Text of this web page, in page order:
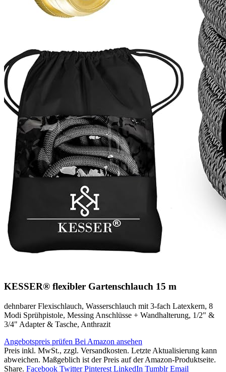
KESSER® flexibler Gartenschlauch 15 m
dehnbarer Flexischlauch, Wasserschlauch mit 3-fach Latexkern, 8
Modi Sprühpistole, Messing Anschlüsse + Wandhalterung, 1/2" &
3/4" Adapter & Tasche, Anthrazit
Angebotspreis prüfen Bei Amazon ansehen
Preis inkl. MwSt., zzgl. Versandkosten. Letzte Aktualisierung kann
abweichen. Maßgeblich ist der Preis auf der Amazon-Produktseite.
Share. Facebook Twitter Pinterest LinkedIn Tumblr Email